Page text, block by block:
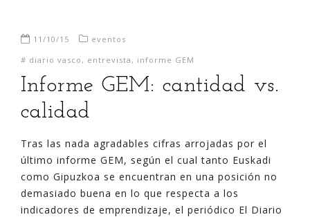
11/10/15
eventos
# diario vasco , entrevista , informe GEM
Informe GEM: cantidad vs.
calidad
Tras las nada agradables cifras arrojadas por el
último informe GEM, según el cual tanto Euskadi
como Gipuzkoa se encuentran en una posición no
demasiado buena en lo que respecta a los
indicadores de emprendizaje, el periódico El Diario